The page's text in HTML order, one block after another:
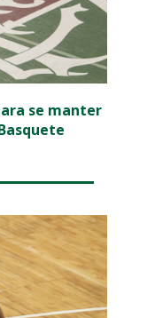
se manter